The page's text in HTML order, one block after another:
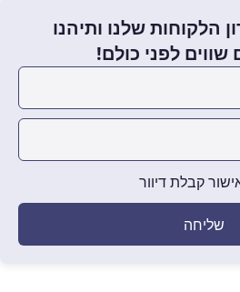
הלקוחות שלנו ותיהנו
לפני כולם!
קבלת דיוור
שליחה